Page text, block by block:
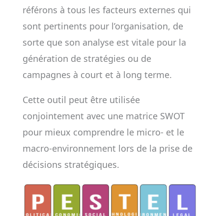
référons à tous les facteurs externes qui
sont pertinents pour l’organisation, de
sorte que son analyse est vitale pour la
génération de stratégies ou de
campagnes à court et à long terme.
Cette outil peut être utilisée
conjointement avec une matrice SWOT
pour mieux comprendre le micro- et le
macro-environnement lors de la prise de
décisions stratégiques.